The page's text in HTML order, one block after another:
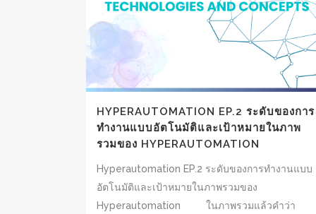
HYPERAUTOMATION EP.2 ระดับของการ
ทำงานแบบอัตโนมัติและเป้าหมายในภาพ
รวมของ HYPERAUTOMATION
Hyperautomation EP.2 ระดับของการทำงานแบบ
อัตโนมัติและเป้าหมายในภาพรวมของ
Hyperautomation ในภาพรวมแล้วคำว่า